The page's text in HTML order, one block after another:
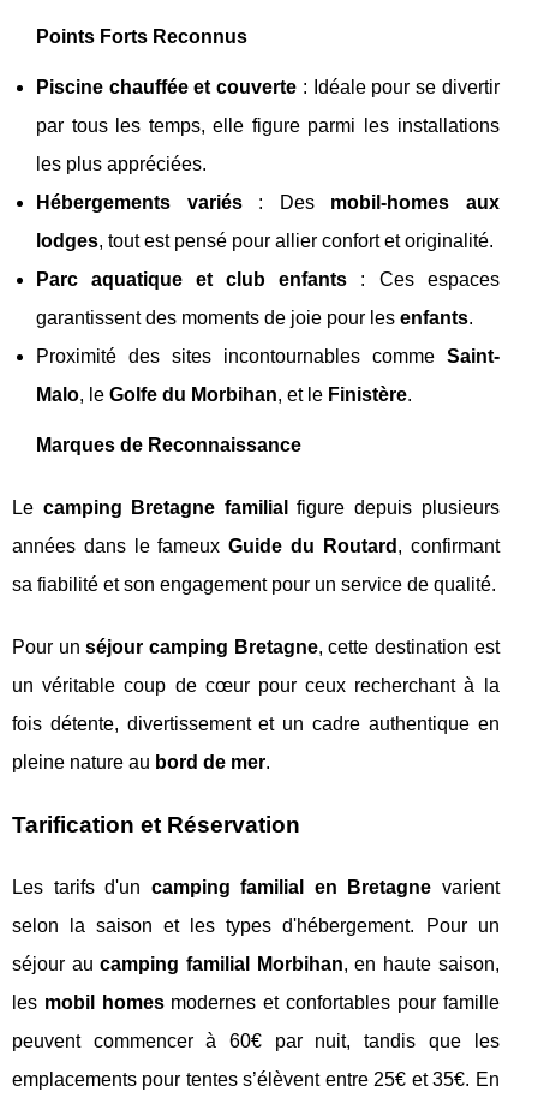
Points Forts Reconnus
Piscine chauffée et couverte : Idéale pour se divertir
par tous les temps, elle figure parmi les installations
les plus appréciées.
Hébergements variés: Des mobil-homes aux
lodges, tout est pensé pour allier confort et originalité.
Parc aquatique et club enfants : Ces espaces
garantissent des moments de joie pour les enfants.
Proximité des sites incontournables comme Saint-
Malo, le Golfe du Morbihan, et le Finistère.
Marques de Reconnaissance
Le camping Bretagne familial
figure depuis plusieurs
années dans le fameuxGuide du Routard , confirmant
sa fiabilité et son engagement pour un service de qualité.
Pour unséjour camping Bretagne, cette destination est
un véritable coup de cœur pour ceux recherchant à la
fois détente, divertissement et un cadre authentique en
pleine nature au bord de mer.
Tarification et Réservation
Les tarifs d'un camping familial en Bretagne varient
selon la saison et les types d'hébergement. Pour un
séjour aucamping familial Morbihan, en haute saison,
les mobil homesmodernes et confortables pour famille
peuvent commencer à 60€ par nuit, tandis que les
emplacements pour tentes s’élèvent entre 25€ et 35€. En